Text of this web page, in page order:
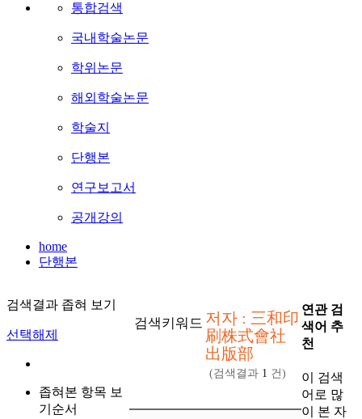
통합검색
국내학술논문
학위논문
해외학술논문
학술지
단행본
연구보고서
공개강의
home
단행본
검색결과 좁혀 보기
선택해제
좁혀본 항목 보
기순서
검색키워드 저자 : 三和印
刷株式會社
出版部
(검색결과 1 건)
연관 검
색어 추
천
이 검색
어로 많
이 본 자